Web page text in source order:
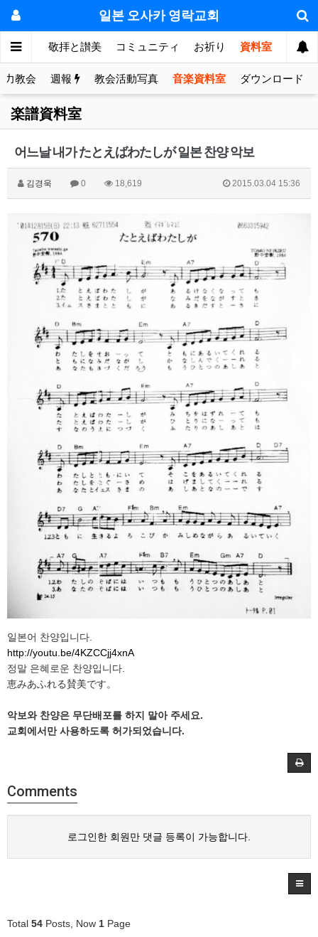
일본 오사카 영락교회
의 방 敬拝と讃美 コミュニティ お祈り 資料室
力教会 週報 教会活動写真 音楽資料室 ダウンロード
楽譜資料室
어느날 내가 たとえばわたしが 일본 찬양 악보
김경욱 0 18,619 2015.03.04 15:36
일본어 찬양입니다.
http://youtu.be/4KZCCjj4xnA
정말 은혜로운 찬양입니다.
恵みあふれる賛美です。
악보와 찬양은 무단배포를 하지 말아 주세요.
교회에서만 사용하도록 허가되었습니다.
Comments
로그인한 회원만 댓글 등록이 가능합니다.
Total 54 Posts, Now 1 Page